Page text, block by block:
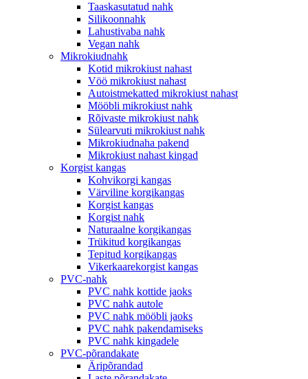
Taaskasutatud nahk
Silikoonnahk
Lahustivaba nahk
Vegan nahk
Mikrokiudnahk
Kotid mikrokiust nahast
Vöö mikrokiust nahast
Autoistmekatted mikrokiust nahast
Mööbli mikrokiust nahk
Rõivaste mikrokiust nahk
Sülearvuti mikrokiust nahk
Mikrokiudnaha pakend
Mikrokiust nahast kingad
Korgist kangas
Kohvikorgi kangas
Värviline korgikangas
Korgist kangas
Korgist nahk
Naturaalne korgikangas
Trükitud korgikangas
Tepitud korgikangas
Vikerkaarekorgist kangas
PVC-nahk
PVC nahk kottide jaoks
PVC nahk autole
PVC nahk mööbli jaoks
PVC nahk pakendamiseks
PVC nahk kingadele
PVC-põrandakate
Äripõrandad